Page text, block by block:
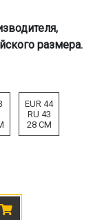
размера.
EUR 44
RU 43
28 CM